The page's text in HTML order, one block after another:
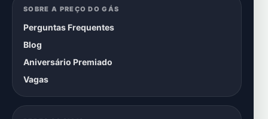
SOBRE A PREÇO DO GÁS
Perguntas Frequentes
Blog
Aniversário Premiado
Vagas